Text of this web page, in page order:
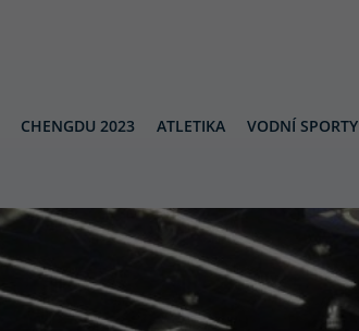
CHENGDU 2023 ATLETIKA VODNÍ SPORTY